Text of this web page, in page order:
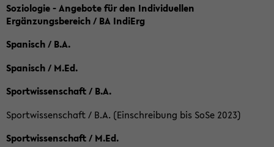
Soziologie - Angebote für den Individuellen
Ergänzungsbereich / BA IndiErg
Spanisch / B.A.
Spanisch / M.Ed.
Sportwissenschaft / B.A.
Sportwissenschaft / B.A. (Einschreibung bis SoSe 2023)
Sportwissenschaft / M.Ed.